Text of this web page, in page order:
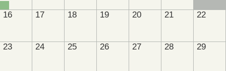
16 17 18 19 20 21 22
23 24 25 26 27 28 29